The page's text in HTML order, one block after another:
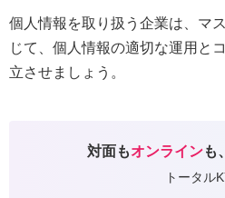
個人情報を取り扱う企業は、マ
じて、個人情報の適切な運用と
立させましょう。
対面もオンラインも
トータル